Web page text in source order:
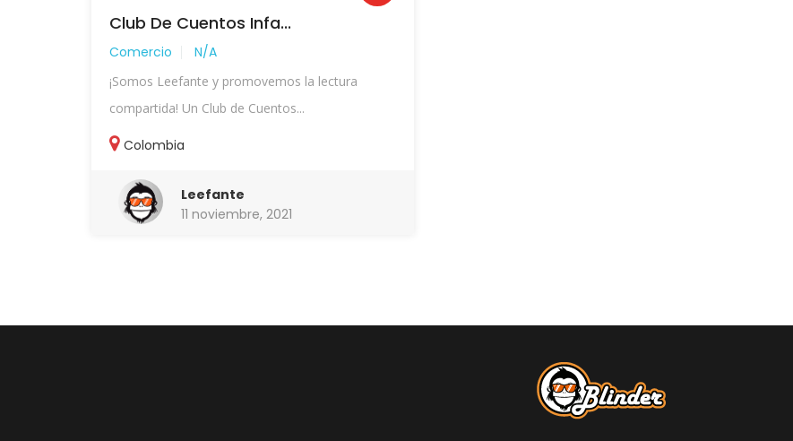
Club De Cuentos Infa...
Comercio N/A
¡Somos Leefante y promovemos la lectura
compartida! Un Club de Cuentos...
Colombia
Leefante
11 noviembre, 2021